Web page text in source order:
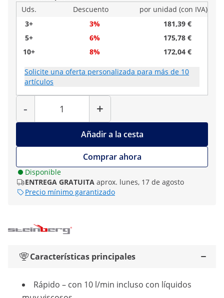
Uds.
Descuento
por unidad (con IVA)
3+
3%
181,39 €
5+
6%
175,78 €
10+
8% 172,04 €
Solicite una oferta personalizada para más de 10
artículos
-
Cantidad
+
Añadir a la cesta
Comprar ahora
Disponible
ENTREGA GRATUITA aprox. lunes, 17 de agosto
Precio mínimo garantizado
Características principales
Rápido – con 10 l/min incluso con líquidos